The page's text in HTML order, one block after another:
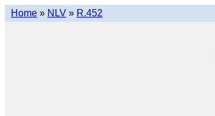
Home » NLV » R.452